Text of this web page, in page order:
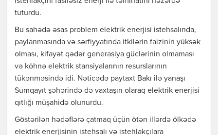
tuturdu.
Bu sahədə əsas problem elektrik enerjisi istehsalında,
paylanmasında və sərfiyyatında itkilərin faizinin yüksək
olması, kifayət qədər generasiya güclərinin olmaması
və köhnə elektrik stansiyalarının resurslarının
tükənməsində idi. Nəticədə paytaxt Bakı ilə yanaşı
Sumqayıt şəhərində də vaxtaşırı olaraq elektrik enerjisi
qıtlığı müşahidə olunurdu.
Göstərilən hədəflərə çatmaq üçün ötən illərdə ölkədə
elektrik enerjisinin istehsalı və istehlakçılara